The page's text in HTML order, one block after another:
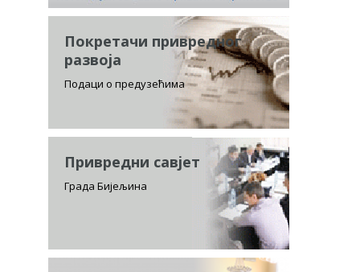
Покретачи привредног
развоја
Подаци о предузећима
Привредни савјет
Града Бијељина